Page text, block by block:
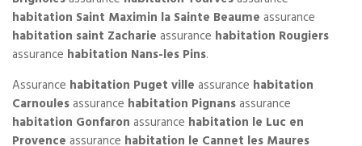
habitation Saint Maximin la Sainte Beaume assurance
habitation saint Zacharie assurance habitation Rougiers
assurance habitation Nans-les Pins.
Assurance habitation Puget ville assurance habitation
Carnoulesassurance habitation Pignansassurance
habitation Gonfaron assurance habitation le Luc en
Provence assurance habitation le Cannet les Maures